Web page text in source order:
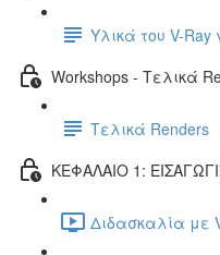
Υλικά του V-Ray
Workshops - Τελικά
Τελικά Renders
ΚΕΦΑΛΑΙΟ 1:
Διδασκαλία με